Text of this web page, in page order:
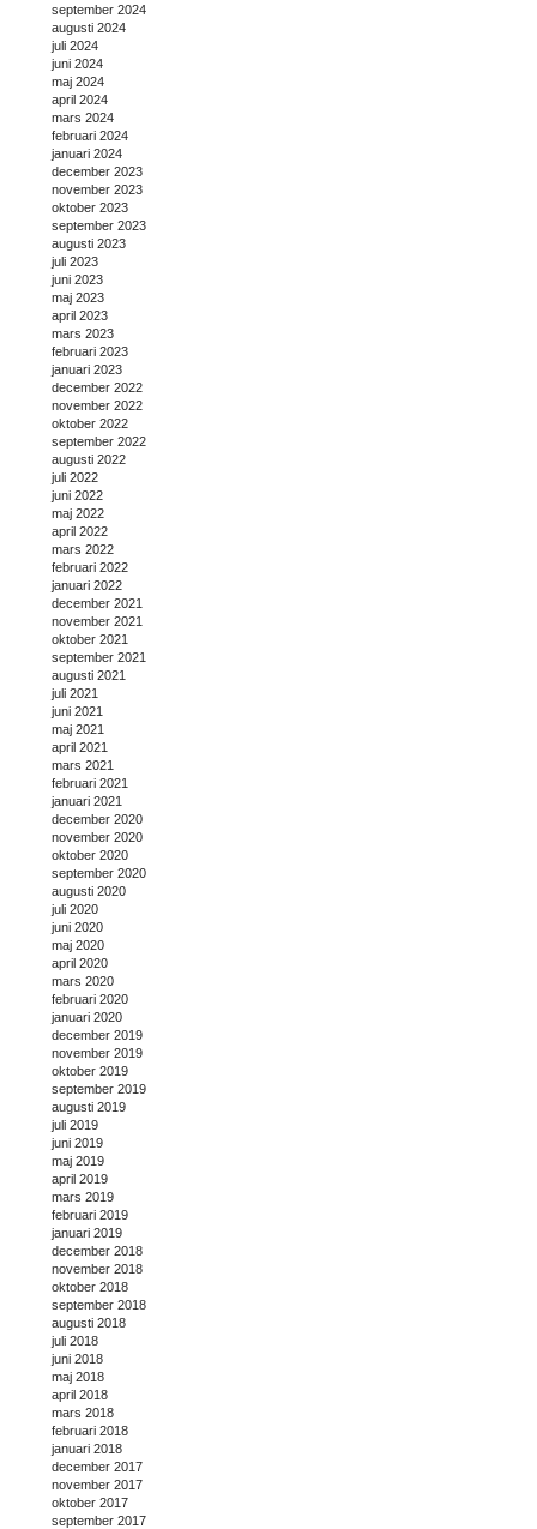
september 2024
augusti 2024
juli 2024
juni 2024
maj 2024
april 2024
mars 2024
februari 2024
januari 2024
december 2023
november 2023
oktober 2023
september 2023
augusti 2023
juli 2023
juni 2023
maj 2023
april 2023
mars 2023
februari 2023
januari 2023
december 2022
november 2022
oktober 2022
september 2022
augusti 2022
juli 2022
juni 2022
maj 2022
april 2022
mars 2022
februari 2022
januari 2022
december 2021
november 2021
oktober 2021
september 2021
augusti 2021
juli 2021
juni 2021
maj 2021
april 2021
mars 2021
februari 2021
januari 2021
december 2020
november 2020
oktober 2020
september 2020
augusti 2020
juli 2020
juni 2020
maj 2020
april 2020
mars 2020
februari 2020
januari 2020
december 2019
november 2019
oktober 2019
september 2019
augusti 2019
juli 2019
juni 2019
maj 2019
april 2019
mars 2019
februari 2019
januari 2019
december 2018
november 2018
oktober 2018
september 2018
augusti 2018
juli 2018
juni 2018
maj 2018
april 2018
mars 2018
februari 2018
januari 2018
december 2017
november 2017
oktober 2017
september 2017